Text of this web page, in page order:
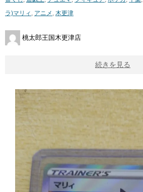
ラ)マリィ , アニメ , 木更津
桃太郎王国木更津店
続きを見る